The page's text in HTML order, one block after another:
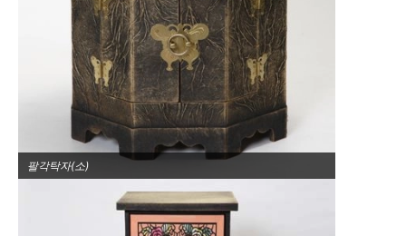
팔각탁자(소)